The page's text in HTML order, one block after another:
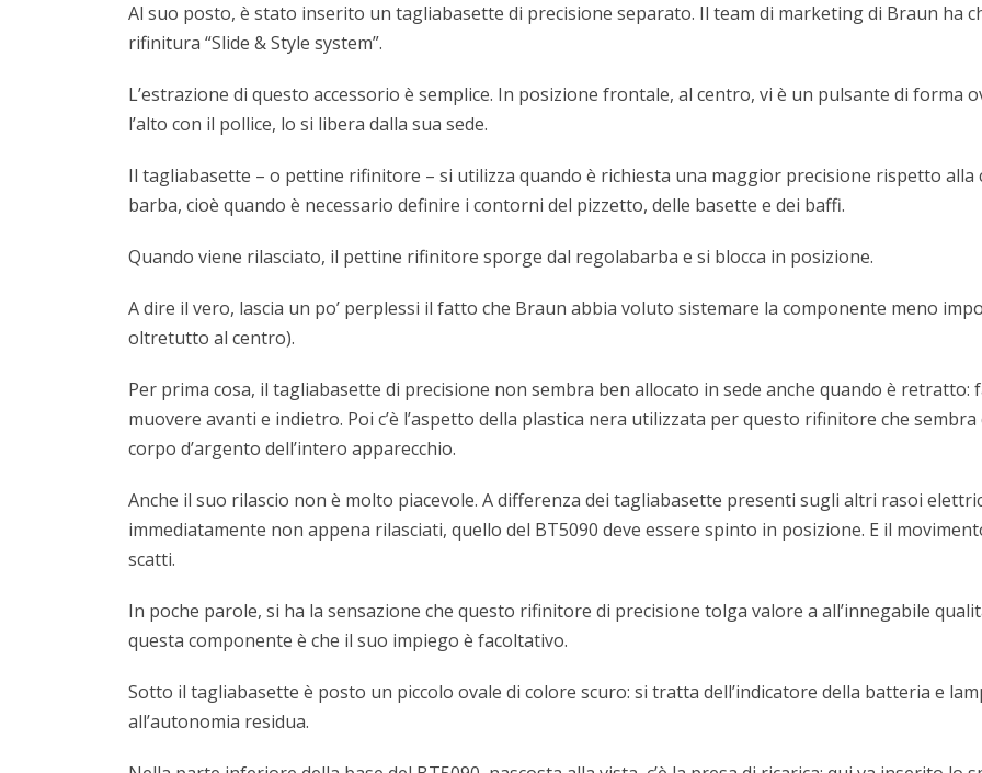
Al suo posto, è stato inserito un tagliabasette di precisione separato. Il team di marketing di Braun ha
rifinitura “Slide & Style system”.
L’estrazione di questo accessorio è semplice. In posizione frontale, al centro, vi è un pulsante di forma
l’alto con il pollice, lo si libera dalla sua sede.
Il tagliabasette – o pettine rifinitore – si utilizza quando è richiesta una maggior precisione rispetto
barba, cioè quando è necessario definire i contorni del pizzetto, delle basette e dei baffi.
Quando viene rilasciato, il pettine rifinitore sporge dal regolabarba e si blocca in posizione.
A dire il vero, lascia un po’ perplessi il fatto che Braun abbia voluto sistemare la componente meno
oltretutto al centro).
Per prima cosa, il tagliabasette di precisione non sembra ben allocato in sede anche quando è retratto:
muovere avanti e indietro. Poi c’è l’aspetto della plastica nera utilizzata per questo rifinitore che
corpo d’argento dell’intero apparecchio.
Anche il suo rilascio non è molto piacevole. A differenza dei tagliabasette presenti sugli altri rasoi
immediatamente non appena rilasciati, quello del BT5090 deve essere spinto in posizione. E il
scatti.
In poche parole, si ha la sensazione che questo rifinitore di precisione tolga valore a all’innegabile
questa componente è che il suo impiego è facoltativo.
Sotto il tagliabasette è posto un piccolo ovale di colore scuro: si tratta dell’indicatore della batteria e
all’autonomia residua.